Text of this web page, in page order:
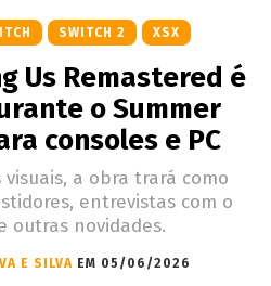
SWITCH 2 XSX
Us Remastered é
o Summer
consoles e PC
a obra trará como
entrevistas com o
outras novidades.
E SILVA EM 05/06/2026